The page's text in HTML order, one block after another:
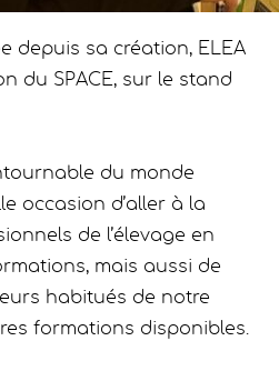
depuis sa création, ELEA
du SPACE, sur le stand
du monde
occasion d’aller à la
de l’élevage en
mais aussi de
habitués de notre
formations disponibles.